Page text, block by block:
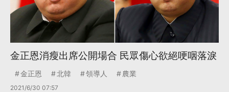
金正恩消瘦出席公開場合 民眾傷心欲絕哽咽落淚
金正恩 北韓 領導人 農業
2021/6/30 07:57